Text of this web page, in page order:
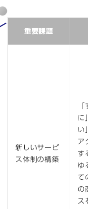
重要課題
新しいサービ
ス体制の構築
に
い
ア
す
ゆ
て
の
ス
商品情報
アートネイチャー